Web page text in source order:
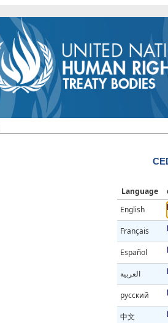
Language
English
Français
Español
العربية
русский
中文